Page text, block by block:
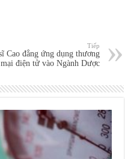
Tiếp
Cao đẳng ứng dụng thương
mại điện tử vào Ngành Dược